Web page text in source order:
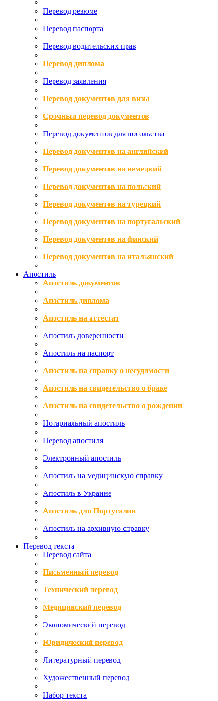
Перевод резюме
Перевод паспорта
Перевод водительских прав
Перевод диплома
Перевод заявления
Перевод документов для визы
Срочный перевод документов
Перевод документов для посольства
Перевод документов на английский
Перевод документов на немецкий
Перевод документов на польский
Перевод документов на турецкий
Перевод документов на португальский
Перевод документов на финский
Перевод документов на итальянский
Апостиль
Апостиль документов
Апостиль диплома
Апостиль на аттестат
Апостиль доверенности
Апостиль на паспорт
Апостиль на справку о несудимости
Апостиль на свидетельство о браке
Апостиль на свидетельство о рождении
Нотариальный апостиль
Перевод апостиля
Электронный апостиль
Апостиль на медицинскую справку
Апостиль в Украине
Апостиль для Португалии
Апостиль на архивную справку
Перевод текста
Перевод сайта
Письменный перевод
Технический перевод
Медицинский перевод
Экономический перевод
Юридический перевод
Литературный перевод
Художественный перевод
Набор текста